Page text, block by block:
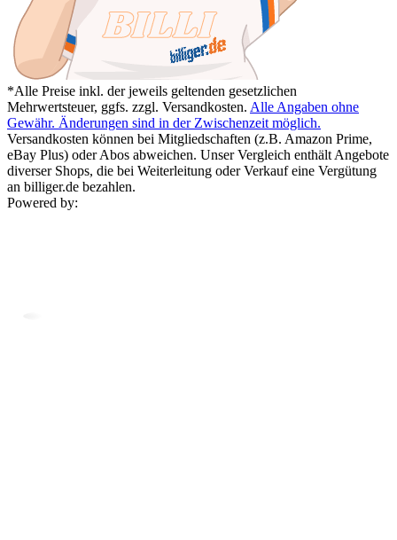
*Alle Preise inkl. der jeweils geltenden gesetzlichen
Mehrwertsteuer, ggfs. zzgl. Versandkosten. Alle Angaben ohne
Gewähr. Änderungen sind in der Zwischenzeit möglich.
Versandkosten können bei Mitgliedschaften (z.B. Amazon Prime,
eBay Plus) oder Abos abweichen. Unser Vergleich enthält Angebote
diverser Shops, die bei Weiterleitung oder Verkauf eine Vergütung
an billiger.de bezahlen.
Powered by: